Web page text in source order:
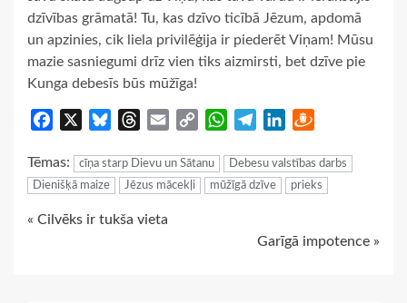
dzīvības grāmatā! Tu, kas dzīvo ticībā Jēzum, apdomā
un apzinies, cik liela privilēģija ir piederēt Viņam! Mūsu
mazie sasniegumi drīz vien tiks aizmirsti, bet dzīve pie
Kunga debesīs būs mūžīga!
Facebook BlueskyThreads
Email
Copy
WhatsApp
TelegramLinkedIn
Tēmas: cīņa starp Dievu un Sātanu
Debesu valstības darbs
Dienišķā maize
Jēzus mācekļi mūžīgā dzīve prieks
Continue
« Cilvēks ir tukša vieta
Garīgā impotence »